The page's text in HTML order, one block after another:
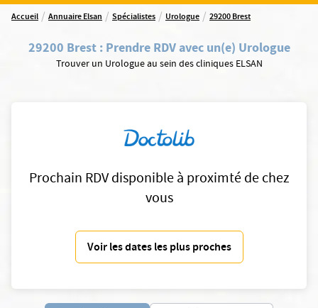
Accueil / Annuaire Elsan / Spécialistes / Urologue / 29200 Brest
29200 Brest: Prendre RDV avec un(e) Urologue
Trouver un Urologue au sein des cliniques ELSAN
Prochain RDV disponible à proximté de chez
vous
Voir les dates les plus proches